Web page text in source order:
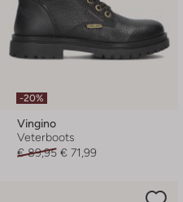
-20%
Vingino
Veterboots
€ 89,95 € 71,99